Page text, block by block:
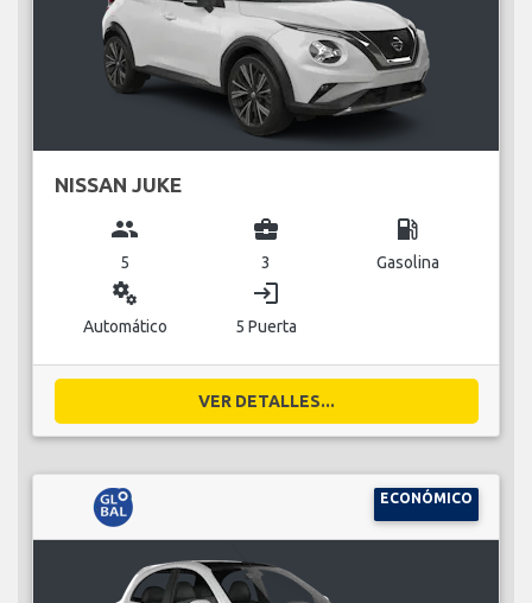
NISSAN JUKE
group
5
business_center
3
local_gas_station
Gasolina
miscellaneous_services
Automático
login
5 Puerta
VER DETALLES...
ECONÓMICO